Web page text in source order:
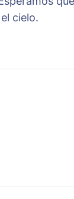
cielo.